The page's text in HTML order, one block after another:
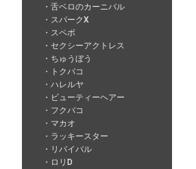
舌ベロのカーニバル
スパークX
スペボ
セクシーアクトレス
ちゅうぼう
トクバコ
ハレルヤ
ビューティーヘアー
フクバコ
マカオ
ラッキースター
リバイバル
ロリD